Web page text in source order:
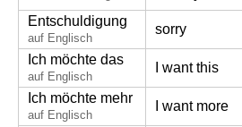
Entschuldigung
auf Englisch
sorry
Ich möchte das
auf Englisch
I want this
Ich möchte mehr
auf Englisch
I want more